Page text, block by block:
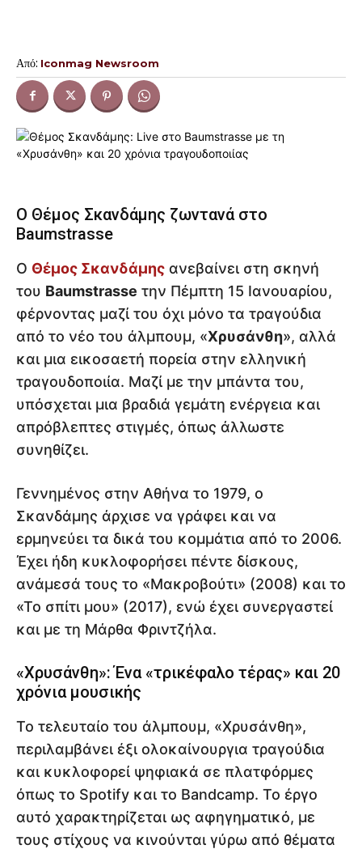
Από: Iconmag Newsroom
Ο Θέμος Σκανδάμης ζωντανά στο
Baumstrasse
Ο Θέμος Σκανδάμης ανεβαίνει στη σκηνή
του Baumstrasse την Πέμπτη 15 Ιανουαρίου,
φέρνοντας μαζί του όχι μόνο τα τραγούδια
από το νέο του άλμπουμ, «Χρυσάνθη», αλλά
και μια εικοσαετή πορεία στην ελληνική
τραγουδοποιία. Μαζί με την μπάντα του,
υπόσχεται μια βραδιά γεμάτη ενέργεια και
απρόβλεπτες στιγμές, όπως άλλωστε
συνηθίζει.
Γεννημένος στην Αθήνα το 1979, ο
Σκανδάμης άρχισε να γράφει και να
ερμηνεύει τα δικά του κομμάτια από το 2006.
Έχει ήδη κυκλοφορήσει πέντε δίσκους,
ανάμεσά τους το «Μακροβούτι» (2008) και το
«Το σπίτι μου» (2017), ενώ έχει συνεργαστεί
και με τη Μάρθα Φριντζήλα.
«Χρυσάνθη»: Ένα «τρικέφαλο τέρας» και 20
χρόνια μουσικής
Το τελευταίο του άλμπουμ, «Χρυσάνθη»,
περιλαμβάνει έξι ολοκαίνουργια τραγούδια
και κυκλοφορεί ψηφιακά σε πλατφόρμες
όπως το Spotify και το Bandcamp. Το έργο
αυτό χαρακτηρίζεται ως αφηγηματικό, με
τους στίχους να κινούνται γύρω από θέματα